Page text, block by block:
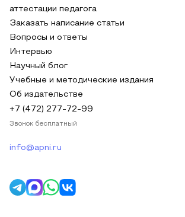
аттестации педагога
Заказать написание статьи
Вопросы и ответы
Интервью
Научный блог
Учебные и методические издания
Об издательстве
+7 (472) 277-72-99
Звонок бесплатный
info@apni.ru